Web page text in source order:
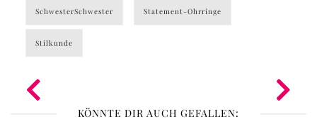
SchwesterSchwester Statement-Ohrringe
Stilkunde
KÖNNTE DIR AUCH GEFALLEN: